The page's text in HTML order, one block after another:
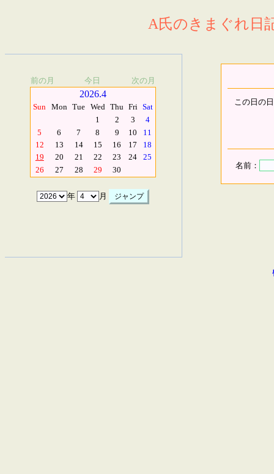
A氏のきまぐれ日
前の月 今日 次の月
2026.4
Sun Mon Tue Wed Thu Fri Sat
1
2 3
4
5
6 7 8 9 10
11
12
13 14 15 16 17
18
19
20 21 22 23 24
25
26
27 28 29 30
年 月
この日の
名前：